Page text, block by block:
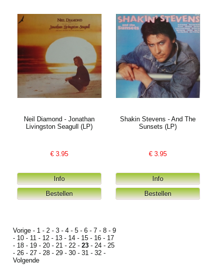
Neil Diamond - Jonathan
Livingston Seagull (LP)
€3.95
Shakin Stevens - And The
Sunsets (LP)
€3.95
Vorige - 1 - 2 - 3 - 4 - 5 - 6 - 7 - 8 - 9
- 10 - 11 - 12 - 13 - 14 - 15 - 16 - 17
- 18 - 19 - 20 - 21 - 22 - 23 - 24 - 25
- 26 - 27 - 28 - 29 - 30 - 31 - 32 -
Volgende